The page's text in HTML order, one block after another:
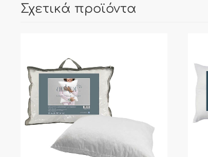
Σχετικά προϊόντα